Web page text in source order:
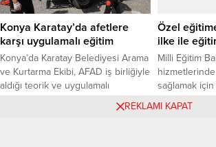
gerçekleştirildi. SAKARYA (İGFA) –
Folklor gösterisiyle başlayan
program...
Konya İl Milli
Selçuklu
Konya Karatay’da afetlere
karşı uygulamalı eğitim
Konya’da Karatay Belediyesi Arama
ve Kurtarma Ekibi, AFAD iş birliğiyle
aldığı teorik ve uygulamalı
KONYA (İGFA) – Konya’da Karatay
Özel
ilke ile
Milli Eğitim
sağlamak
adalet, gizlilik
4 Temmuz
REKLAMI KAPAT